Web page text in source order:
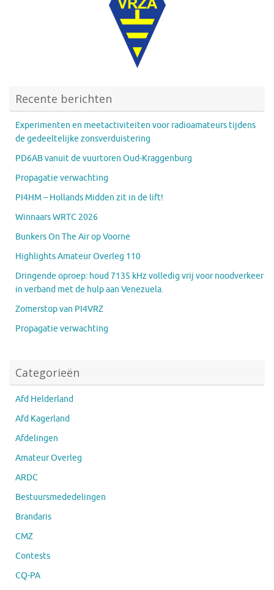
Recente berichten
Experimenten en meetactiviteiten voor radioamateurs tijdens
de gedeeltelijke zonsverduistering
PD6AB vanuit de vuurtoren Oud-Kraggenburg
Propagatie verwachting
PI4HM – Hollands Midden zit in de lift!
Winnaars WRTC 2026
Bunkers On The Air op Voorne
Highlights Amateur Overleg 110
Dringende oproep: houd 7135 kHz volledig vrij voor noodverkeer
in verband met de hulp aan Venezuela.
Zomerstop van PI4VRZ
Propagatie verwachting
Categorieën
Afd Helderland
Afd Kagerland
Afdelingen
Amateur Overleg
ARDC
Bestuursmededelingen
Brandaris
CMZ
Contests
CQ-PA